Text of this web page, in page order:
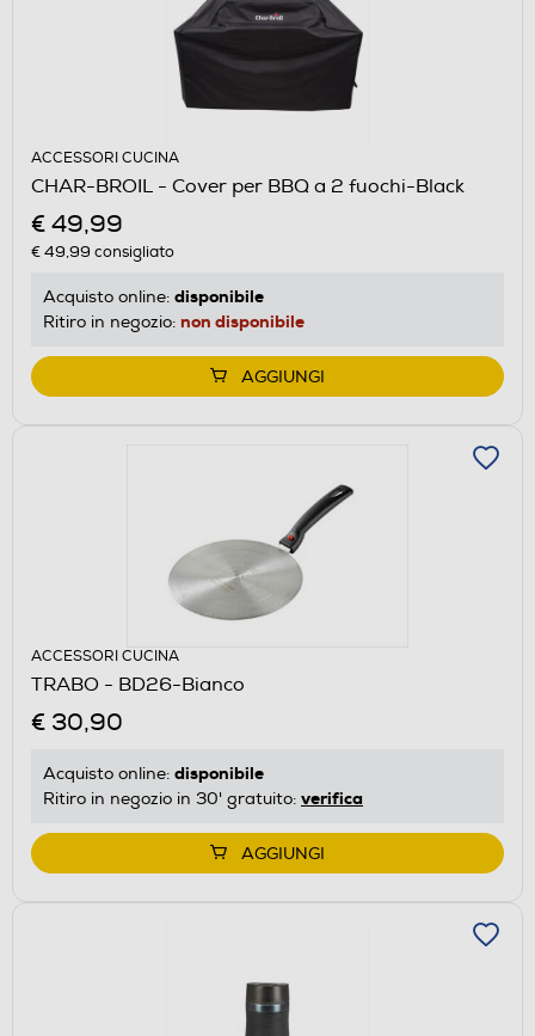
ACCESSORI CUCINA
CHAR-BROIL - Cover per BBQ a 2 fuochi-Black
€ 49,99
€ 49,99 consigliato
Acquisto online: disponibile
Ritiro in negozio: non disponibile
AGGIUNGI
ACCESSORI CUCINA
TRABO - BD26-Bianco
€ 30,90
Acquisto online: disponibile
Ritiro in negozio in 30' gratuito: verifica
AGGIUNGI